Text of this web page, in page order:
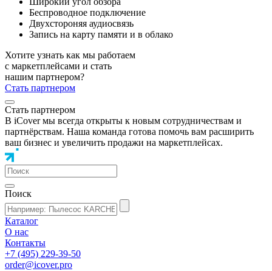
Беспроводное подключение
Двухстороняя аудиосвязь
Запись на карту памяти и в облако
Хотите узнать как мы работаем
с маркетплейсами и стать
нашим партнером?
Стать партнером
Стать партнером
В iCover мы всегда открыты к новым сотрудничествам и
партнёрствам. Наша команда готова помочь вам расширить
ваш бизнес и увеличить продажи на маркетплейсах.
Поиск
Каталог
О нас
Контакты
+7 (495) 229-39-50
order@icover.pro